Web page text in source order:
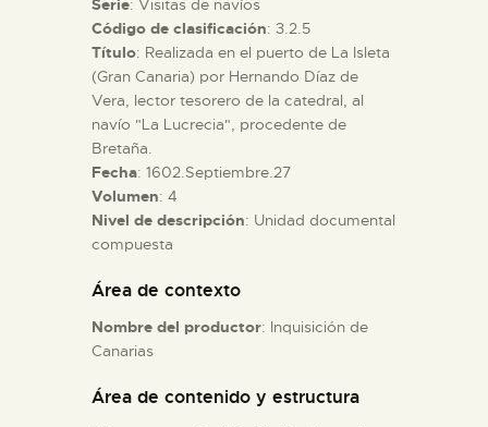
█
EL MUSEO
COLECCIONES
ESPAÑOL
Serie: Visitas de navíos
Código de clasificación: 3.2.5
Título: Realizada en el puerto de La Isleta
(Gran Canaria) por Hernando Díaz de
Vera, lector tesorero de la catedral, al
navío "La Lucrecia", procedente de
Bretaña.
Fecha: 1602.Septiembre.27
Volumen: 4
Nivel de descripción: Unidad documental
compuesta
Área de contexto
Nombre del productor: Inquisición de
Canarias
Área de contenido y estructura